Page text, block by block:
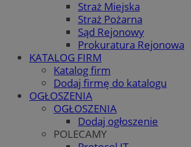
Straż Miejska
Straż Pożarna
Sąd Rejonowy
Prokuratura Rejonowa
KATALOG FIRM
Katalog firm
Dodaj firmę do katalogu
OGŁOSZENIA
OGŁOSZENIA
Dodaj ogłoszenie
POLECAMY